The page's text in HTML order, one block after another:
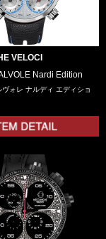
VELOCI
Nardi Edition
ォレ ナルディ エディショ